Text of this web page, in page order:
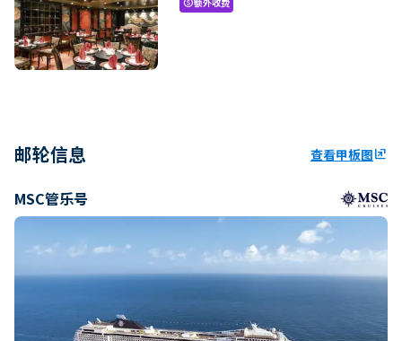
paid
邮轮信息 查看甲板图ungroup
MSC管乐号